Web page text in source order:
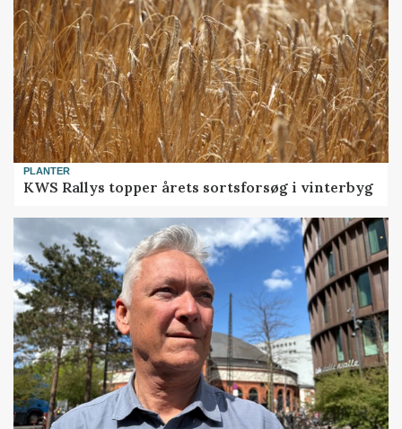
PLANTER
KWS Rallys topper årets sortsforsøg i vinterbyg